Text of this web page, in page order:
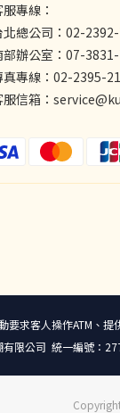
專線：
北總公司：02-
部辦公室：07-
真專線：02-2395-
服信箱：
求客人操作ATM
有限公司 統一編號：